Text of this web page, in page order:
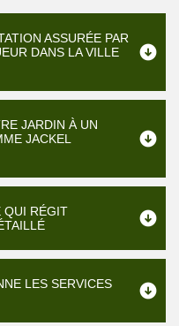
ASSURÉE PAR
DANS LA VILLE
JARDIN À UN
JACKEL
QUI RÉGIT
LES SERVICES